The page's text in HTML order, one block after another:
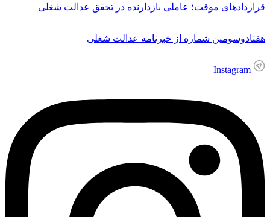
قراردادهای موقت؛ عاملی بازدارنده در تحقق عدالت شغلی
هفتادوسومین شماره از خبرنامه عدالت شغلی
Instagram